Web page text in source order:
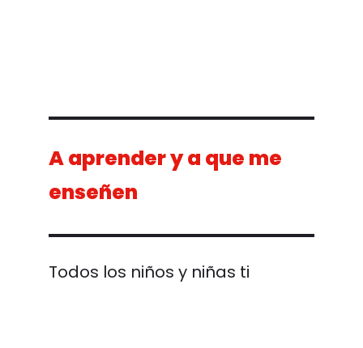
A aprender y a que me
enseñen
Todos los niños y niñas tienen